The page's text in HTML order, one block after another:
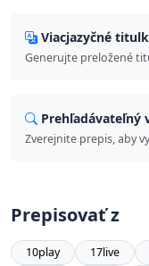
Viacjazyčné
Generujte preložené
Prehľadávateľný
Zverejnite prepis, aby
Prepisovať z
10play 17live